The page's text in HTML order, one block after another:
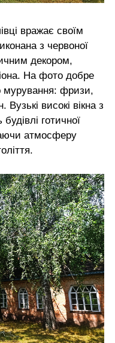
вражає своїм
з червоної
декором,
На фото добре
мурування: фризи,
Вузькі високі вікна з
готичної
атмосферу